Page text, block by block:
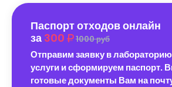
Паспорт отходов онлайн
за 300 1000 руб
Отправим заявку в
услуги и сформируем паспорт.
готовые документы Вам на